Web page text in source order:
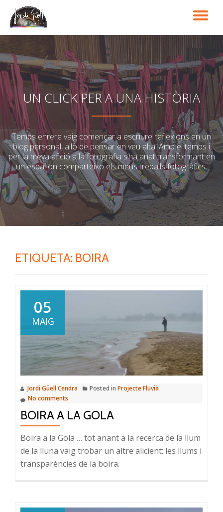
Skip
to
UN CLICK PER A UNA HISTÒRIA
Temps enrere vaig començar a escriure reflexions en un
blog personal, allò de pensar en veu alta. Amb el temps i
per la meva afició a la fotografia s’ha anat transformant en
un espai on comparteixo els meus treballs fotogràfics.
ETIQUETA: BOIRA
05
MAIG
Jordi Güell Cendra Posted in Projecte Fluvià
No comments
BOIRA A LA GOLA
Boira a la Gola … tot anant a la recerca de la llum
de la lluna vaig trobar un altre alicient: les llums i
transparències de la boira.